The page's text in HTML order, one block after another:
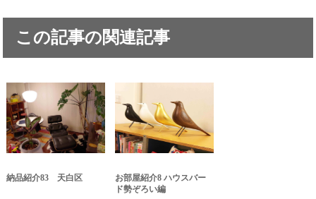
この記事の関連記事
納品紹介83 天白区
お部屋紹介8 ハウスバー
ド勢ぞろい編